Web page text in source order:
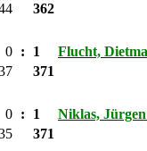
362
0 : 1
Flucht,
371
0 : 1
Niklas,
371